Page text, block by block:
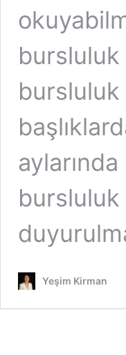
bursluluk
bursluluk
bursluluk
Yeşim Kirman